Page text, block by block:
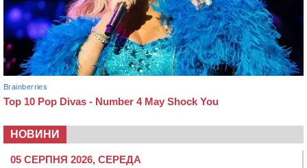
НОВИНИ
05 СЕРПНЯ 2026, СЕРЕДА